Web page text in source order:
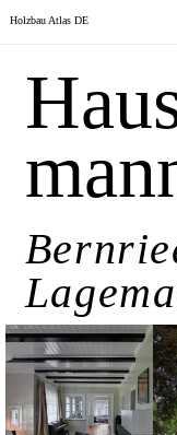
Holzbau Atlas DE